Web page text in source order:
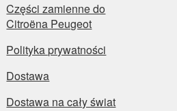
Części zamienne do
Citroëna Peugeot
Polityka prywatności
Dostawa
Dostawa na cały świat